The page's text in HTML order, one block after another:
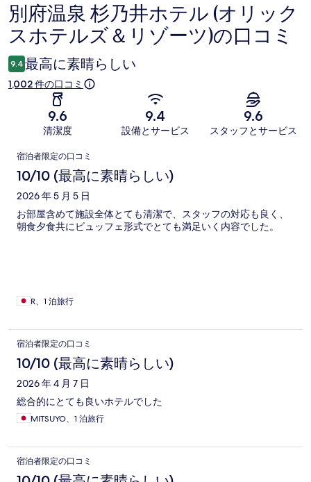
口
コ
ミ
別府温泉 杉乃井ホテル (オリック
スホテルズ＆リゾーツ)の口コミ
9.4 最高に素晴らしい
1,002 件の口コミ
9.6
清潔度
9.4
設備とサービス
9.6
スタッフとサービス
口
コ
ミ
宿泊者限定の口コミ
10/10 (最高に素晴らしい)
2026 年 5 月 5 日
お部屋含めて施設全体とても清潔で、スタッフの対応も良く、
朝食夕食共にビュッフェ形式でとても満足いく内容でした。
R、1 泊旅行
宿泊者限定の口コミ
10/10 (最高に素晴らしい)
2026 年 4 月 7 日
総合的にとても良いホテルでした
MITSUYO、1 泊旅行
宿泊者限定の口コミ